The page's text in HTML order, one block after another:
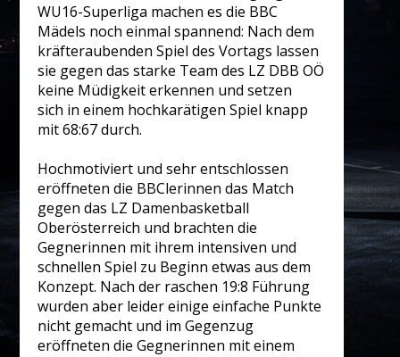
WU16-Superliga machen es die BBC
Mädels noch einmal spannend: Nach dem
kräfteraubenden Spiel des Vortags lassen
sie gegen das starke Team des LZ DBB OÖ
keine Müdigkeit erkennen und setzen
sich in einem hochkarätigen Spiel knapp
mit 68:67 durch.
Hochmotiviert und sehr entschlossen
eröffneten die BBClerinnen das Match
gegen das LZ Damenbasketball
Oberösterreich und brachten die
Gegnerinnen mit ihrem intensiven und
schnellen Spiel zu Beginn etwas aus dem
Konzept. Nach der raschen 19:8 Führung
wurden aber leider einige einfache Punkte
nicht gemacht und im Gegenzug
eröffneten die Gegnerinnen mit einem